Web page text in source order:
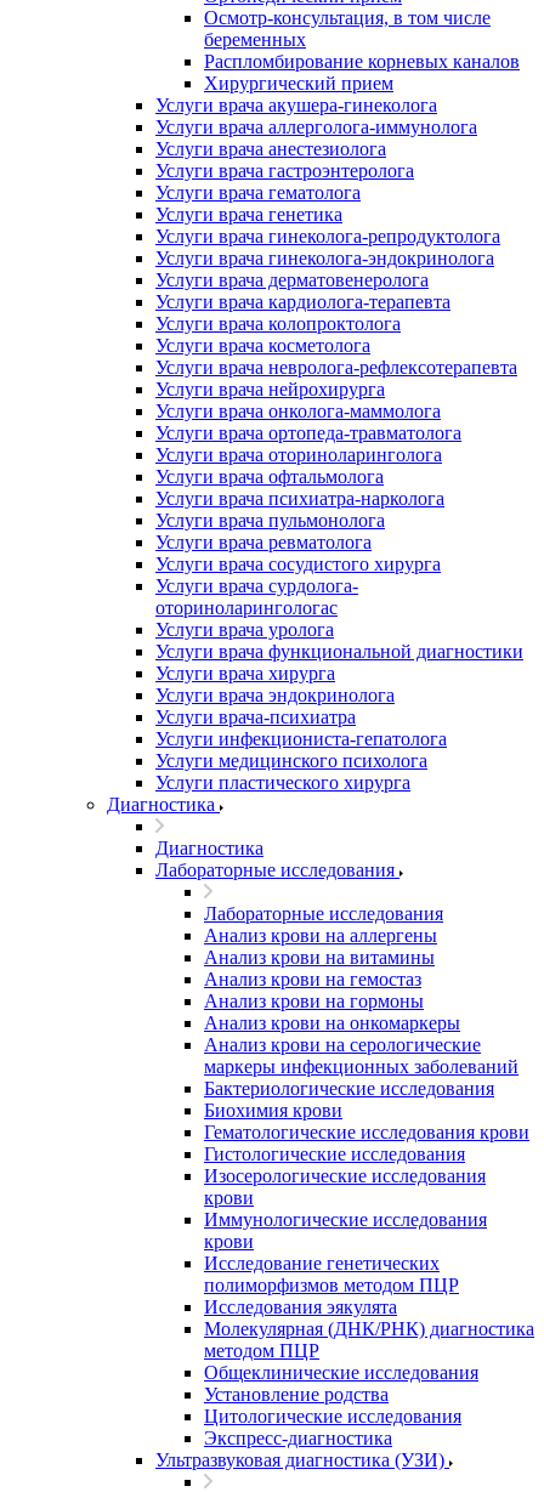
Осмотр-консультация, в том числе
беременных
Распломбирование корневых каналов
Хирургический прием
Услуги врача акушера-гинеколога
Услуги врача аллерголога-иммунолога
Услуги врача анестезиолога
Услуги врача гастроэнтеролога
Услуги врача гематолога
Услуги врача генетика
Услуги врача гинеколога-репродуктолога
Услуги врача гинеколога-эндокринолога
Услуги врача дерматовенеролога
Услуги врача кардиолога-терапевта
Услуги врача колопроктолога
Услуги врача косметолога
Услуги врача невролога-рефлексотерапевта
Услуги врача нейрохирурга
Услуги врача онколога-маммолога
Услуги врача ортопеда-травматолога
Услуги врача оториноларинголога
Услуги врача офтальмолога
Услуги врача психиатра-нарколога
Услуги врача пульмонолога
Услуги врача ревматолога
Услуги врача сосудистого хирурга
Услуги врача сурдолога-
оториноларингологас
Услуги врача уролога
Услуги врача функциональной диагностики
Услуги врача хирурга
Услуги врача эндокринолога
Услуги врача-психиатра
Услуги инфекциониста-гепатолога
Услуги медицинского психолога
Услуги пластического хирурга
Диагностика
Диагностика
Лабораторные исследования
Лабораторные исследования
Анализ крови на аллергены
Анализ крови на витамины
Анализ крови на гемостаз
Анализ крови на гормоны
Анализ крови на онкомаркеры
Анализ крови на серологические
маркеры инфекционных заболеваний
Бактериологические исследования
Биохимия крови
Гематологические исследования крови
Гистологические исследования
Изосерологические исследования
крови
Иммунологические исследования
крови
Исследование генетических
полиморфизмов методом ПЦР
Исследования эякулята
Молекулярная (ДНК/РНК) диагностика
методом ПЦР
Общеклинические исследования
Установление родства
Цитологические исследования
Экспресс-диагностика
Ультразвуковая диагностика (УЗИ)